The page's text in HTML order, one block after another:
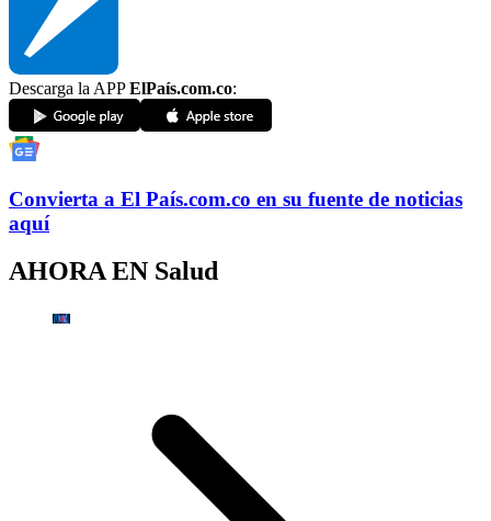
Descarga la APPElPaís.com.co:
Convierta a El País.com.co en su fuente de noticias
aquí
AHORA EN Salud